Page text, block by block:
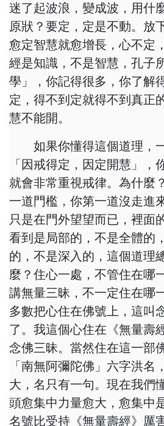
迷了起波浪，變成波，用什
原狀？要定，定是不動。放
愈定智慧就愈增長，心不定
經是知識，不是智慧，孔子
學」，你記得很多，你了解
定，得不到定就得不到真正
慧不能開。
如果你懂得這個道理，一
「因戒得定，因定開慧」，
就會非常重視戒律。為什麼
一道門檻，你第一道沒走進
只是在門外望望而已，裡面
看到是局部的，不是全體的
的，不是深入的，這個道理
麼？住心一處，不管住在哪
講無量三昧，不一定住在哪
多數把心住在佛號上，這叫
了。我這個心住在《無量壽
念佛三昧。當然住在這一部
「南無阿彌陀佛」六字洪名
大，名只有一句。現在我們
頭愈集中力量愈大，愈集中
名號比受持《無量壽經》厲